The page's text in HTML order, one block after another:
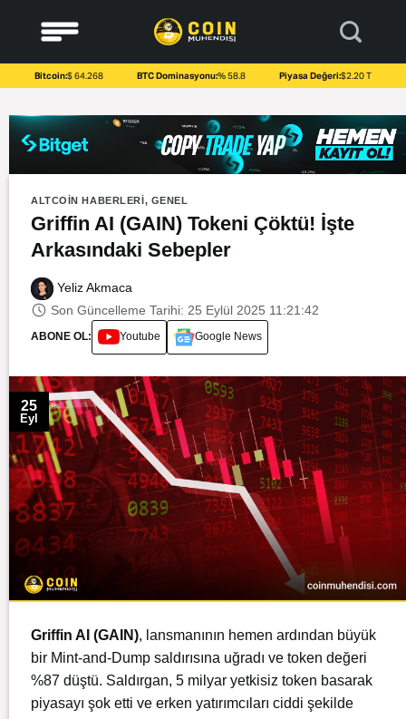
content
Bitcoin:$ 64.268 BTC Dominasyonu:% 58.8 Piyasa Değeri:$2.20 T
ALTCOIN HABERLERI, GENEL
Griffin AI (GAIN) Tokeni Çöktü! İşte
Arkasındaki Sebepler
Yeliz Akmaca
Son Güncelleme Tarihi: 25 Eylül 2025 11:21:42
ABONE OL: Youtube Google News
25
Eyl
Griffin AI (GAIN), lansmanının hemen ardından büyük
bir Mint-and-Dump saldırısına uğradı ve token değeri
%87 düştü. Saldırgan, 5 milyar yetkisiz token basarak
piyasayı şok etti ve erken yatırımcıları ciddi şekilde